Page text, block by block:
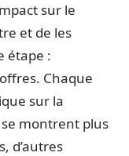
sur le
et de les
étape :
Chaque
sur la
montrent plus
d’autres